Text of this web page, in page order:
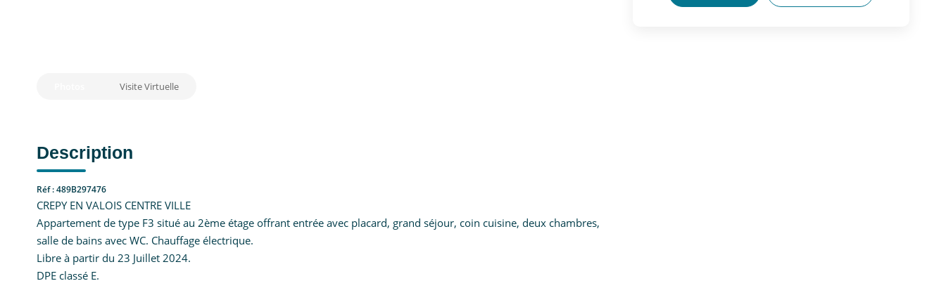
Visite Virtuelle
Description
Réf : 489B297476
CREPY EN VALOIS CENTRE VILLE
Appartement de type F3 situé au 2ème étage offrant entrée avec placard, grand séjour, coin cuisine, deux chambres,
salle de bains avec WC. Chauffage électrique.
Libre à partir du 23 Juillet 2024.
DPE classé E.